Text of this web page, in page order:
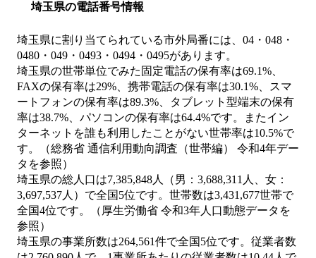
埼玉県の電話番号情報
埼玉県に割り当てられている市外局番には、04・048・
0480・049・0493・0494・0495があります。
埼玉県の世帯単位でみた固定電話の保有率は69.1%、
FAXの保有率は29%、携帯電話の保有率は30.1%、スマ
ートフォンの保有率は89.3%、タブレット型端末の保有
率は38.7%、パソコンの保有率は64.4%です。またイン
ターネットを誰も利用したことがない世帯率は10.5%で
す。（総務省 通信利用動向調査（世帯編） 令和4年デー
タを参照）
埼玉県の総人口は7,385,848人（男：3,688,311人、女：
3,697,537人）で全国5位です。世帯数は3,431,677世帯で
全国4位です。（厚生労働省 令和3年人口動態データを
参照）
埼玉県の事業所数は264,561件で全国5位です。従業者数